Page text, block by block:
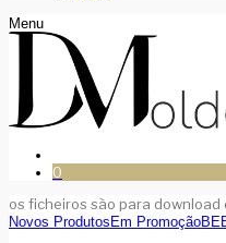
Menu
0
os ficheiros são para download
Novos Produtos Em Promoção